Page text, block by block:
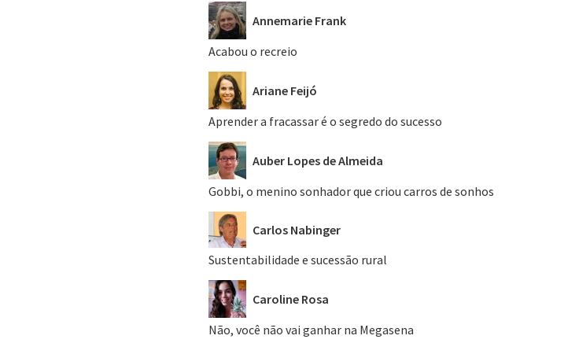
Annemarie Frank
Acabou o recreio
Ariane Feijó
Aprender a fracassar é o segredo do sucesso
Auber Lopes de Almeida
Gobbi, o menino sonhador que criou carros de sonhos
Carlos Nabinger
Sustentabilidade e sucessão rural
Caroline Rosa
Não, você não vai ganhar na Megasena